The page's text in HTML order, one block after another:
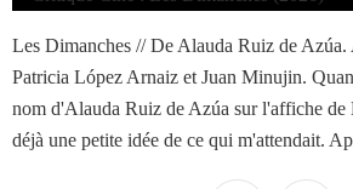
Les Dimanches // De Alauda Ruiz de Azúa.
Patricia López Arnaiz et Juan Minujin.
nom d'Alauda Ruiz de Azúa sur l'affiche de
déjà une petite idée de ce qui m'attendait.